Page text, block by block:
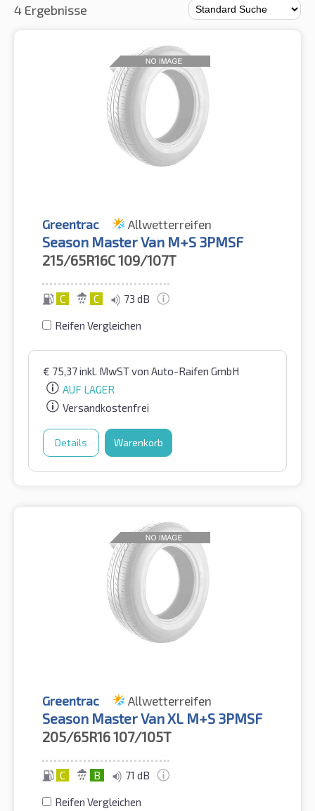
4 Ergebnisse
Greentrac Allwetterreifen
Season Master Van M+S 3PMSF
215/65R16C109/107T
C C 73 dB
Reifen Vergleichen
€ 75,37inkl. MwSTvon Auto-Raifen GmbH
AUF LAGER
Versandkostenfrei
Details Warenkorb
Greentrac Allwetterreifen
Season Master Van XL M+S 3PMSF
205/65R16107/105T
C B 71 dB
Reifen Vergleichen